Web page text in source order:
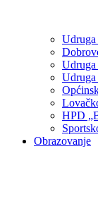
Udruga
Udruga
Udruga
HPD
Obrazovanje